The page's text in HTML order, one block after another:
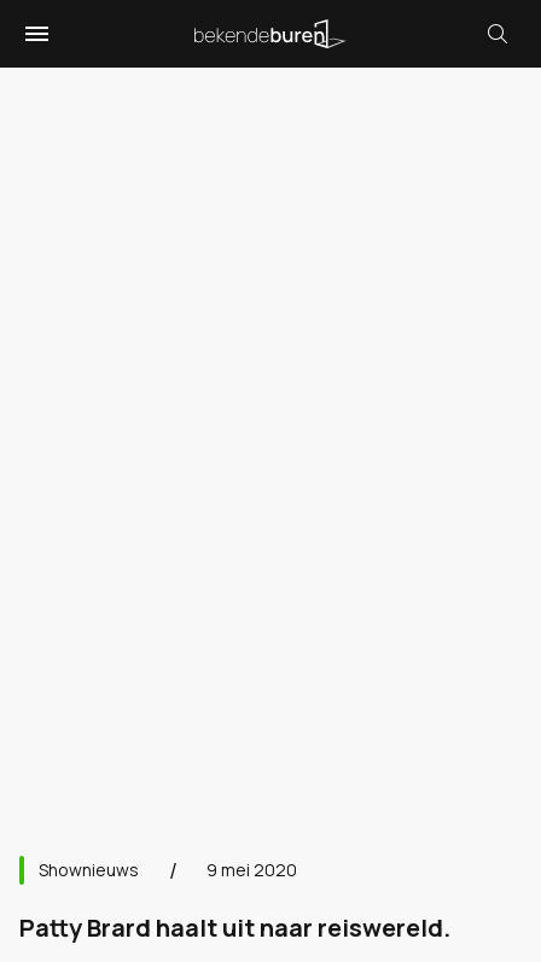
Shownieuws 9 mei 2020
Patty Brard haalt uit naar reiswereld.